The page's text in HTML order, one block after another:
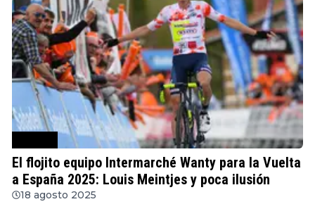
El flojito equipo Intermarché Wanty para la Vuelta
a España 2025: Louis Meintjes y poca ilusión
18 agosto 2025